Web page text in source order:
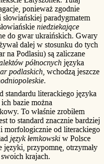
ponieważ zgodnie
paradygmatem
niedziekające
do gwar ukraińskich. Gwary
dalej w stosunku do tych
na Podlasiu) są zaliczane
północnych języka
podlaskich , wchodzą jeszcze
.
standardu literackiego języka
bazie można
To właśnie zrobiłem
to standard znacznie bardziej
morfologicznie od literackiego
język łemkowski w Polsce
języki, przypomnę, otrzymały
krajach.